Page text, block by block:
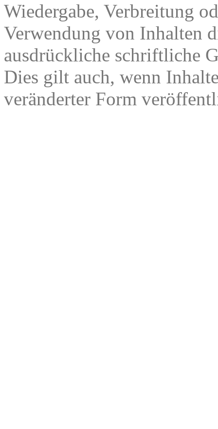
Wiedergabe, Verbreitung
Verwendung von Inhalten
ausdrückliche schriftliche
Dies gilt auch, wenn
veränderter Form